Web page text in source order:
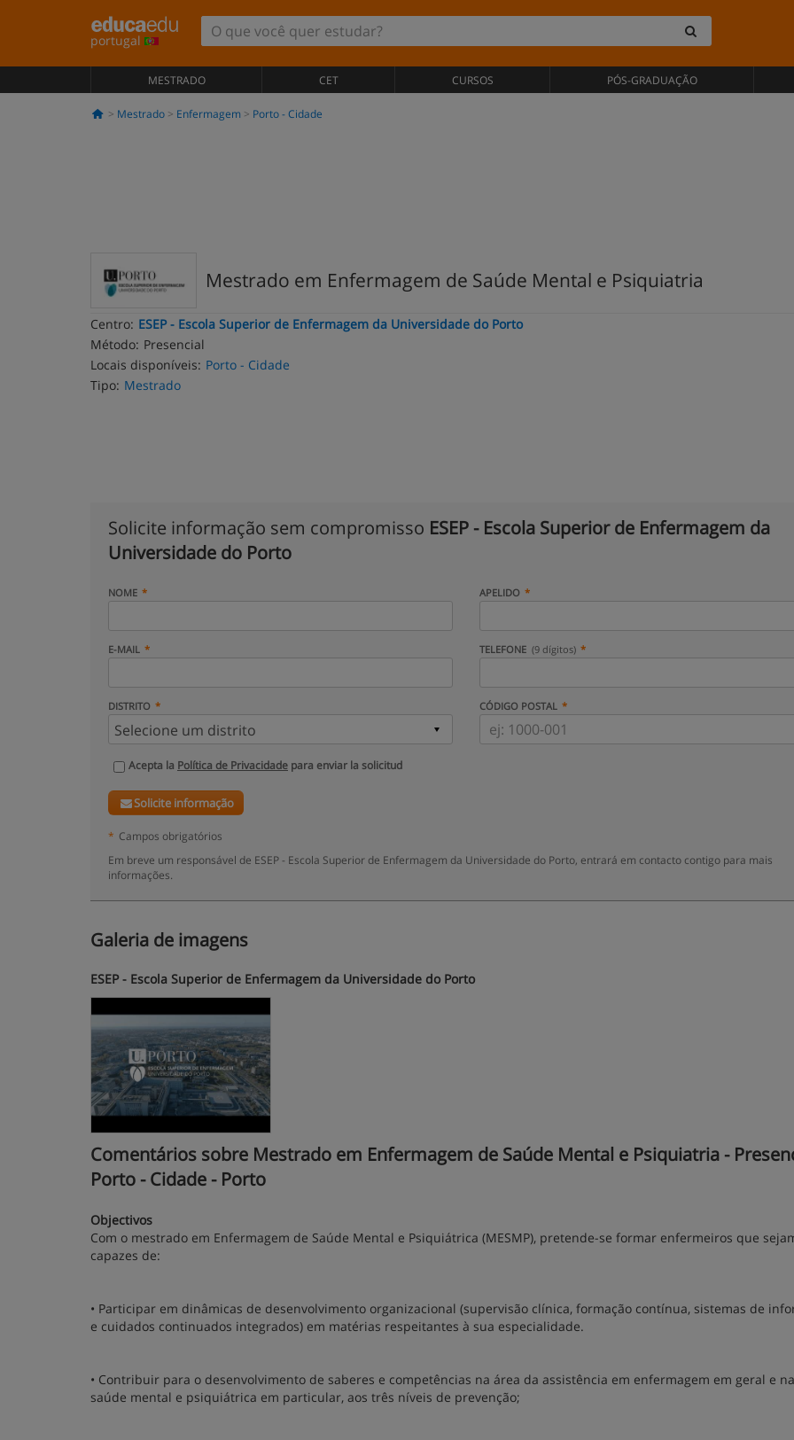
portugal
MESTRADO CET CURSOS PÓS-GRADUAÇÃO
Mestrado Enfermagem Porto - Cidade
Mestrado em Enfermagem de Saúde Mental e Psiquiatria
Centro: ESEP - Escola Superior de Enfermagem da Universidade do Porto
Método: Presencial
Locais disponíveis: Porto - Cidade
Tipo: Mestrado
Solicite informação sem compromisso ESEP - Escola Superior de Enfermagem da
Universidade do Porto
NOME APELIDO
E-MAIL TELEFONE (9 dígitos)
DISTRITO CÓDIGO POSTAL
Acepta la Política de Privacidade para enviar la solicitud
Solicite informação
* Campos obrigatórios
Em breve um responsável de ESEP - Escola Superior de Enfermagem da Universidade do Porto, entrará em contacto contigo para mais
informações.
Galeria de imagens
ESEP - Escola Superior de Enfermagem da Universidade do Porto
Comentários sobre Mestrado em Enfermagem de Saúde Mental e Psiquiatria -
Porto - Cidade - Porto
Objectivos
Com o mestrado em Enfermagem de Saúde Mental e Psiquiátrica (MESMP), pretende-se formar enfermeiros que
capazes de:
• Participar em dinâmicas de desenvolvimento organizacional (supervisão clínica, formação contínua, sistemas de
e cuidados continuados integrados) em matérias respeitantes à sua especialidade.
• Contribuir para o desenvolvimento de saberes e competências na área da assistência em enfermagem em geral e
saúde mental e psiquiátrica em particular, aos três níveis de prevenção;